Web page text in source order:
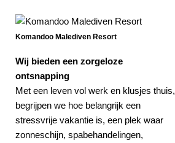
presenteert
gen 5-
STERRENHOTEL
S EN RESORTS
Komandoo Malediven Resort
Wij bieden een zorgeloze
ontsnapping
Met een leven vol werk en klusjes thuis,
begrijpen we hoe belangrijk een
stressvrije vakantie is, een plek waar
zonneschijn, spabehandelingen,